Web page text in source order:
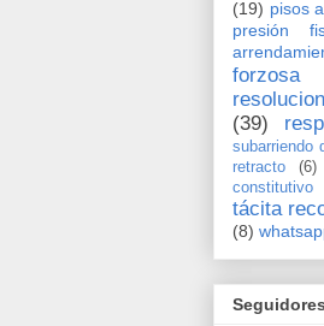
(19) pisos
presión
forzosa
(39)
subarriendo
retracto
(6)
constitutivo
tácita
(8)
Seguidores